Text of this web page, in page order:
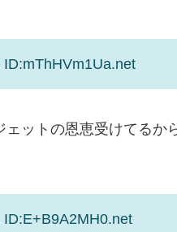
ットの恩恵受けてるか